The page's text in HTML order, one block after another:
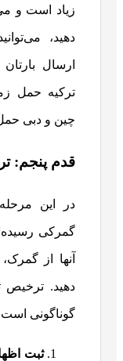
زیاد است و
دهید،
ارسال
ترکیه حمل
چین و دبی
قدم پنجم:
در این مرحله
گمرکی
آنها از
دهید. ترخیص
گوناگونی است
ثبت